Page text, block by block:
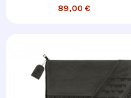
89,00 €